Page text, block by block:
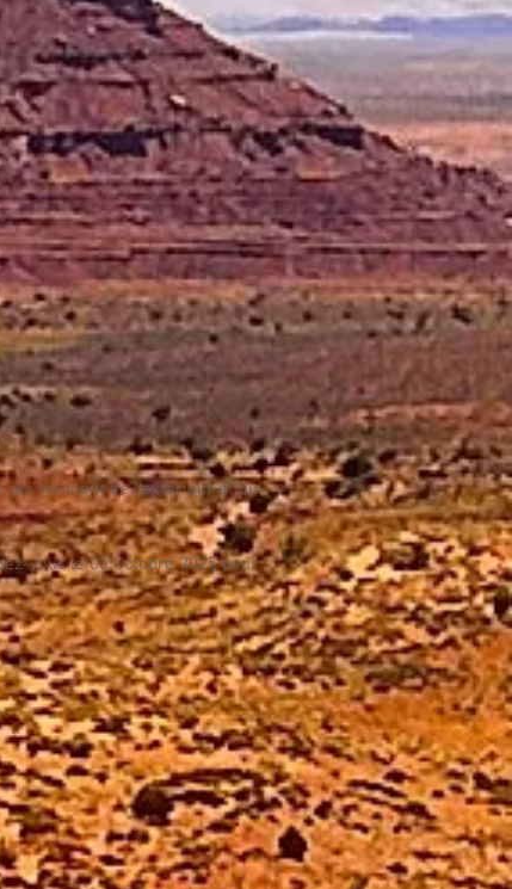
qui viennent de l'extérieur et qui
vous le 05 Octobre 2025 pour